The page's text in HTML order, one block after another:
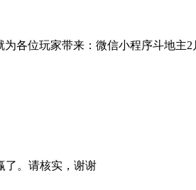
各位玩家带来：微信小程序斗地主2
了。请核实，谢谢